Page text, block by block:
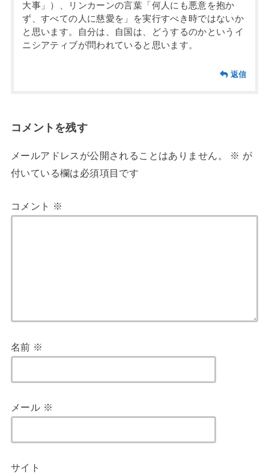
大事」）、リンカーンの言葉「何人にも悪意を抱か
ず、すべての人に慈愛を」を実行すべき時ではないか
と思います。自分は、自国は、どうするのかというイ
ニシアティブが問われていると思います。
返信
コメントを残す
メールアドレスが公開されることはありません。 ※ が
付いている欄は必須項目です
コメント ※
名前 ※
メール ※
サイト